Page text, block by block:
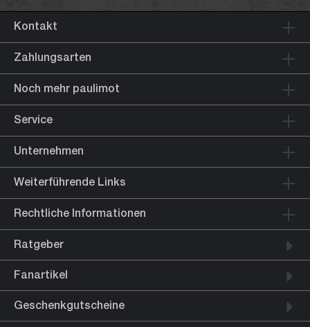
Kontakt
Zahlungsarten
Noch mehr paulimot
Service
Unternehmen
Weiterführende Links
Rechtliche Informationen
Ratgeber
Fanartikel
Geschenkgutscheine